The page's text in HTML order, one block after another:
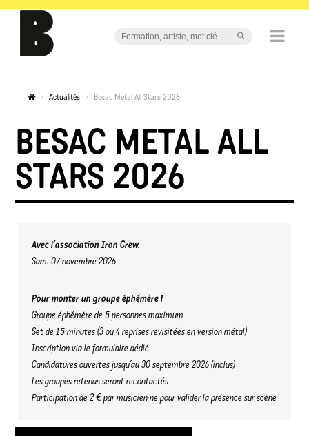
Actualités Besac Metal All Stars 2026
BESAC METAL ALL
STARS 2026
Avec l’association Iron Crew.
Sam. 07 novembre 2026
Pour monter un groupe éphémère !
Groupe éphémère de 5 personnes maximum
Set de 15 minutes (3 ou 4 reprises revisitées en version métal)
Inscription via le formulaire dédié
Candidatures ouvertes jusqu’au 30 septembre 2026 (inclus)
Les groupes retenus seront recontactés
Participation de 2 € par musicien·ne pour valider la présence sur scène